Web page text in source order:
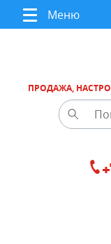
Меню
ПРОДАЖА,